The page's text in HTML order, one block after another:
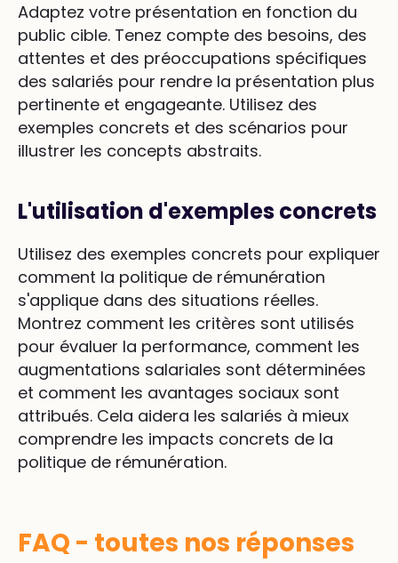
Adaptez votre présentation en fonction du
public cible. Tenez compte des besoins, des
attentes et des préoccupations spécifiques
des salariés pour rendre la présentation plus
pertinente et engageante. Utilisez des
exemples concrets et des scénarios pour
illustrer les concepts abstraits.
L'utilisation d'exemples concrets
Utilisez des exemples concrets pour expliquer
comment la politique de rémunération
s'applique dans des situations réelles.
Montrez comment les critères sont utilisés
pour évaluer la performance, comment les
augmentations salariales sont déterminées
et comment les avantages sociaux sont
attribués. Cela aidera les salariés à mieux
comprendre les impacts concrets de la
politique de rémunération.
FAQ - toutes nos réponses